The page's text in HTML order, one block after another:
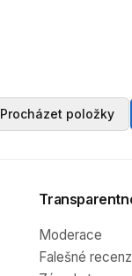
Procházet položky
Moderace
Falešné